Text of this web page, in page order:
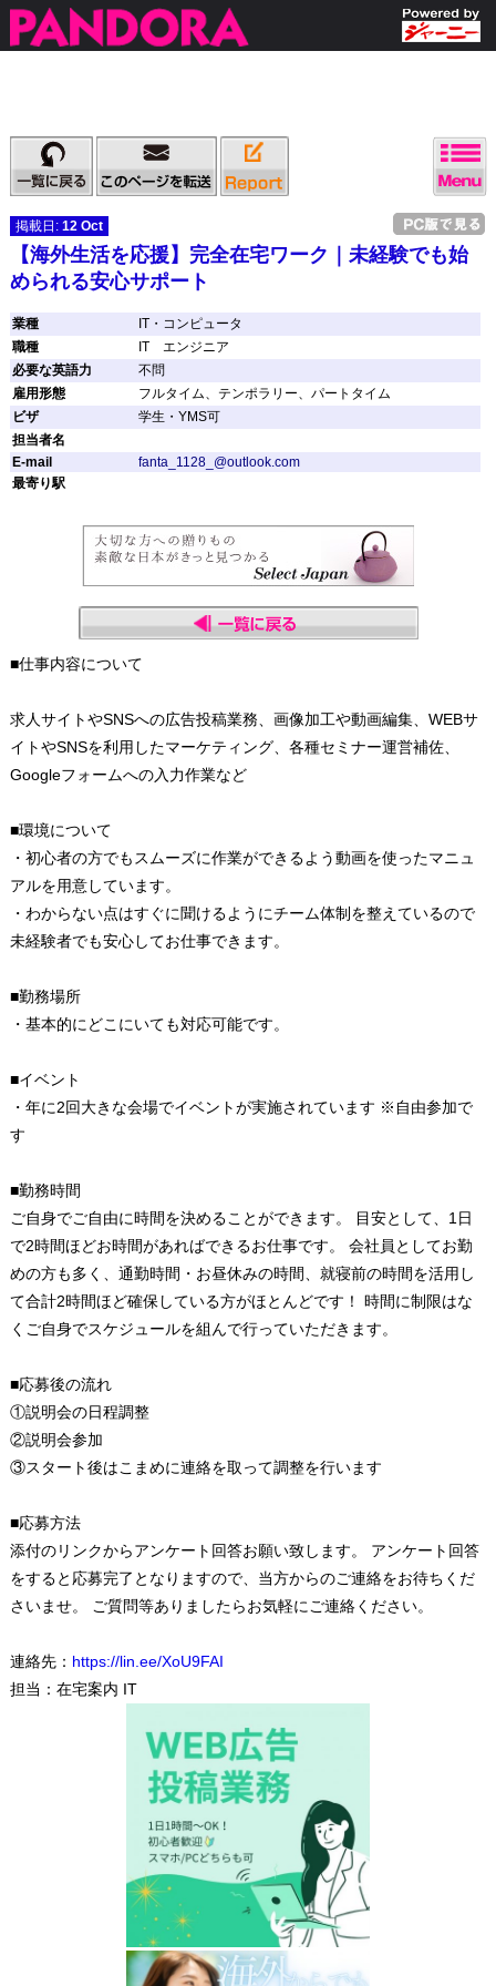
掲載日: 12 Oct
【海外生活を応援】完全在宅ワーク｜未経験でも始
められる安心サポート
業種
IT・コンピュータ
職種
IT エンジニア
必要な英語力
不問
雇用形態
フルタイム、テンポラリー、パートタイム
ビザ
学生・YMS可
担当者名
E-mail
fanta_1128_@outlook.com
最寄り駅
■仕事内容について
求人サイトやSNSへの広告投稿業務、画像加工や動画編集、WEBサ
イトやSNSを利用したマーケティング、各種セミナー運営補佐、
Googleフォームへの入力作業など
■環境について
・初心者の方でもスムーズに作業ができるよう動画を使ったマニュ
アルを用意しています。
・わからない点はすぐに聞けるようにチーム体制を整えているので
未経験者でも安心してお仕事できます。
■勤務場所
・基本的にどこにいても対応可能です。
■イベント
・年に2回大きな会場でイベントが実施されています ※自由参加で
す
■勤務時間
ご自身でご自由に時間を決めることができます。 目安として、1日
で2時間ほどお時間があればできるお仕事です。 会社員としてお勤
めの方も多く、通勤時間・お昼休みの時間、就寝前の時間を活用し
て合計2時間ほど確保している方がほとんどです！ 時間に制限はな
くご自身でスケジュールを組んで行っていただきます。
■応募後の流れ
①説明会の日程調整
②説明会参加
③スタート後はこまめに連絡を取って調整を行います
■応募方法
添付のリンクからアンケート回答お願い致します。 アンケート回答
をすると応募完了となりますので、当方からのご連絡をお待ちくだ
さいませ。 ご質問等ありましたらお気軽にご連絡ください。
連絡先： https://lin.ee/XoU9FAI
担当：在宅案内 IT